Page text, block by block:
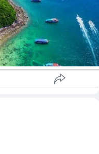
ကျွန်း၁ခုဖြစ်ပြီး
န့်ကျဲနေသောသဲဖြူများနဲ့
းကြပါတယ်။ရင်သပ်ရှုမော
ောင့် ဓါတ်ပုံလှလှလေးတွေကို
ရဲ့လူသိများတဲ့နောက်
းကြည့်နိုင်ပါသေးတယ်။